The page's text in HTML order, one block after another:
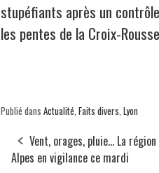
stupéfiants après un
les pentes de la Croix-Rousse
Publié dans Actualité Faits divers Lyon
Vent, orages, pluie... La
Alpes en vigilance ce mardi